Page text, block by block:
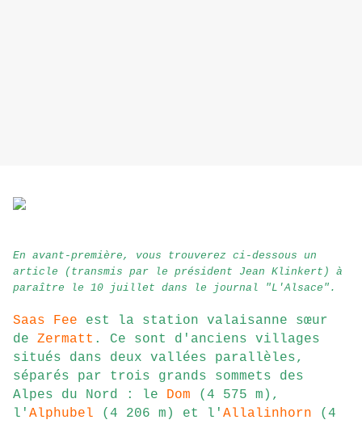
En avant-première, vous trouverez ci-dessous un
article (transmis par le président Jean Klinkert) à
paraître le 10 juillet dans le journal "L'Alsace".
Saas Fee est la station valaisanne sœur
de Zermatt . Ce sont d'anciens villages
situés dans deux vallées parallèles,
séparés par trois grands sommets des
Alpes du Nord : le Dom (4 575 m),
l' Alphubel (4 206 m) et l' Allalinhorn (4